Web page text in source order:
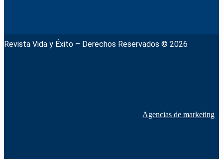
Revista Vida y Éxito – Derechos Reservados © 2026
Agencias de marketing